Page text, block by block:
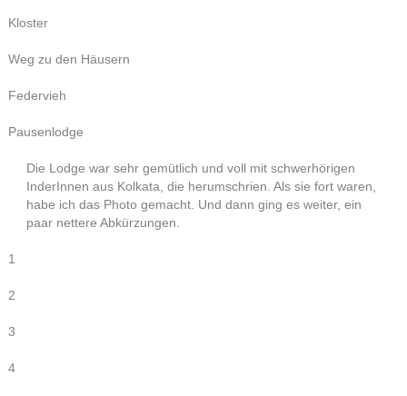
Kloster
Weg zu den Häusern
Federvieh
Pausenlodge
Die Lodge war sehr gemütlich und voll mit schwerhörigen
InderInnen aus Kolkata, die herumschrien. Als sie fort waren,
habe ich das Photo gemacht. Und dann ging es weiter, ein
paar nettere Abkürzungen.
1
2
3
4